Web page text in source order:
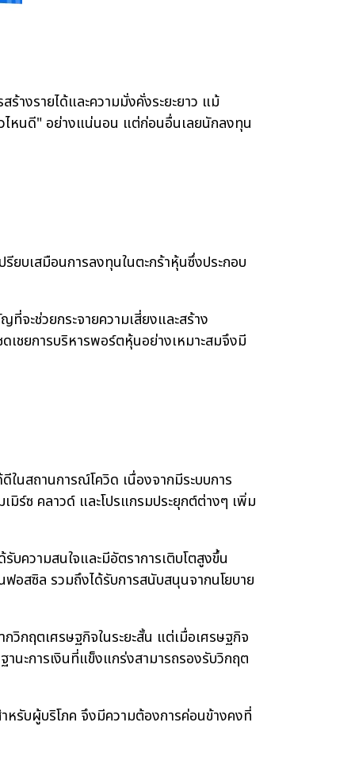
งรายได้และความมั่งคั่งระยะยาว แม้
ไหนดี" อย่างแน่นอน แต่ก่อนอื่นเลยนักลงทุน
เสมือนการลงทุนในตะกร้าหุ้นซึ่งประกอบ
ะช่วยกระจายความเสี่ยงและสร้าง
ชยการบริหารพอร์ตหุ้นอย่างเหมาะสมจึงมี
สถานการณ์โควิด เนื่องจากมีระบบการ
ร์ซ คลาวด์ และโปรแกรมประยุกต์ต่างๆ เพิ่ม
วามสนใจและมีอัตราการเติบโตสูงขึ้น
อสซิล รวมถึงได้รับการสนับสนุนจากนโยบาย
ฤตเศรษฐกิจในระยะสั้น แต่เมื่อเศรษฐกิจ
นะการเงินที่แข็งแกร่งสามารถรองรับวิกฤต
รับผู้บริโภค จึงมีความต้องการค่อนข้างคงที่